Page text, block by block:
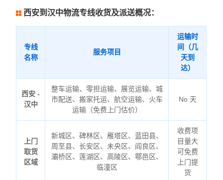
西安到汉中物流专线收货及派送概况：
专线
名称
服务项目
运输时
间（几
天到
达）
西安 -
汉中
整车运输、零担运输、展览运输、城
市配送、搬家托运、航空运输、火车
运输（免费上门估价）
No 天
上门
取货
区域
新城区、碑林区、雁塔区、蓝田县、
周至县、长安区、未央区、阎良区、
灞桥区、莲湖区、高陵区、鄠邑区、
临潼区
收费项
目量大
可免费
上门提
货